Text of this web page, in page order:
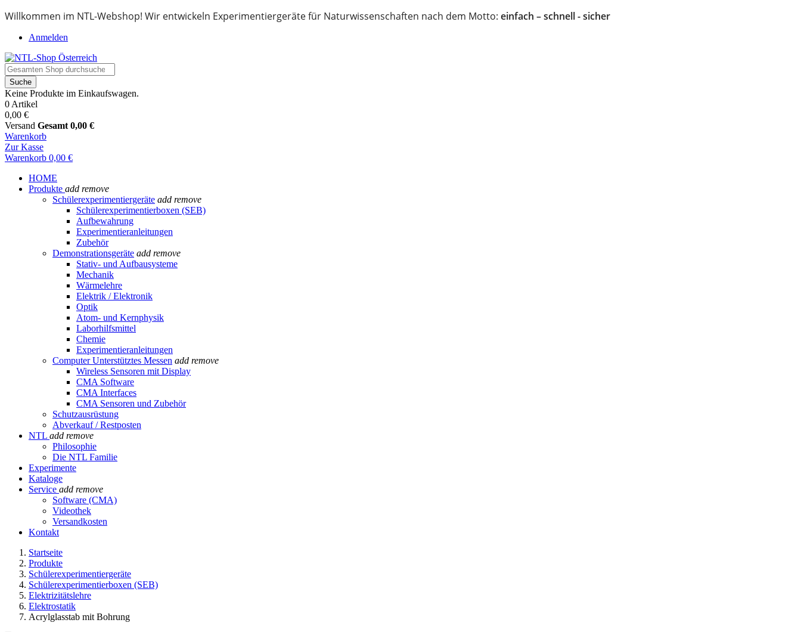
Willkommen im NTL-Webshop! Wir entwickeln Experimentiergeräte für Naturwissenschaften nach dem Motto: einfach – schnell - sicher
Anmelden
Suche
Keine Produkte im Einkaufswagen.
0 Artikel
0,00 €
Versand Gesamt 0,00 €
Warenkorb
Zur Kasse
Warenkorb 0,00 €
HOME
Produkte add remove
Schülerexperimentiergeräte add remove
Schülerexperimentierboxen (SEB)
Aufbewahrung
Experimentieranleitungen
Zubehör
Demonstrationsgeräte add remove
Stativ- und Aufbausysteme
Mechanik
Wärmelehre
Elektrik / Elektronik
Optik
Atom- und Kernphysik
Laborhilfsmittel
Chemie
Experimentieranleitungen
Computer Unterstütztes Messen add remove
Wireless Sensoren mit Display
CMA Software
CMA Interfaces
CMA Sensoren und Zubehör
Schutzausrüstung
Abverkauf / Restposten
NTL add remove
Philosophie
Die NTL Familie
Experimente
Kataloge
Service add remove
Software (CMA)
Videothek
Versandkosten
Kontakt
Startseite
Produkte
Schülerexperimentiergeräte
Schülerexperimentierboxen (SEB)
Elektrizitätslehre
Elektrostatik
Acrylglasstab mit Bohrung